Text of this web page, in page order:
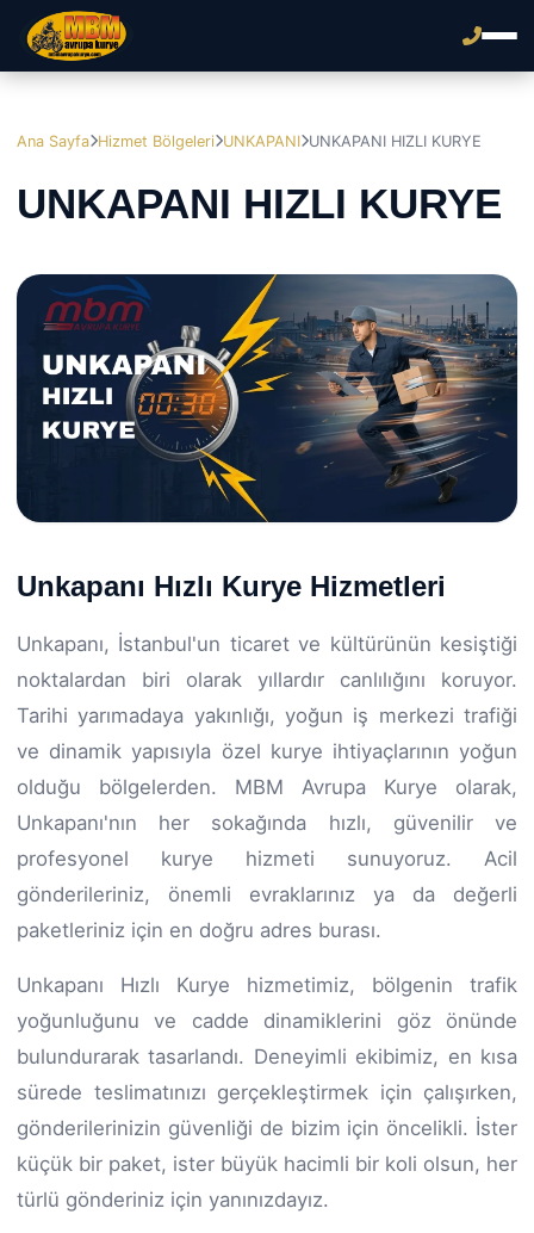
Ana Sayfa Hizmet Bölgeleri UNKAPANI UNKAPANI HIZLI KURYE
UNKAPANI HIZLI KURYE
Unkapanı Hızlı Kurye Hizmetleri
Unkapanı, İstanbul'un ticaret ve kültürünün kesiştiği
noktalardan biri olarak yıllardır canlılığını koruyor.
Tarihi yarımadaya yakınlığı, yoğun iş merkezi trafiği
ve dinamik yapısıyla özel kurye ihtiyaçlarının yoğun
olduğu bölgelerden. MBM Avrupa Kurye olarak,
Unkapanı'nın her sokağında hızlı, güvenilir ve
profesyonel kurye hizmeti sunuyoruz. Acil
gönderileriniz, önemli evraklarınız ya da değerli
paketleriniz için en doğru adres burası.
Unkapanı Hızlı Kurye hizmetimiz, bölgenin trafik
yoğunluğunu ve cadde dinamiklerini göz önünde
bulundurarak tasarlandı. Deneyimli ekibimiz, en kısa
sürede teslimatınızı gerçekleştirmek için çalışırken,
gönderilerinizin güvenliği de bizim için öncelikli. İster
küçük bir paket, ister büyük hacimli bir koli olsun, her
türlü gönderiniz için yanınızdayız.